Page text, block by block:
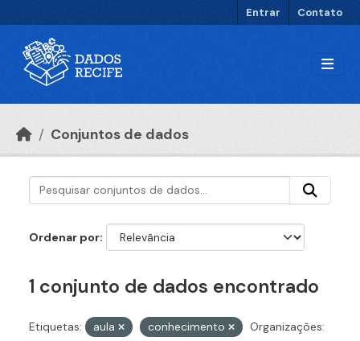
Entrar Contato
Conjuntos de dados
Ordenar por
1 conjunto de dados encontrado
Etiquetas: aula conhecimento
Organizações: